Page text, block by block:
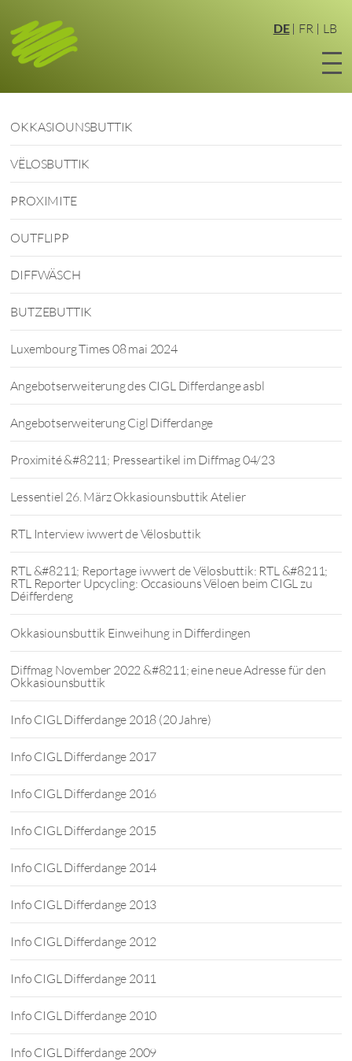
DE FR LB
OKKASIOUNSBUTTIK
VËLOSBUTTIK
PROXIMITE
OUTFLIPP
DIFFWÄSCH
BUTZEBUTTIK
Luxembourg Times 08 mai 2024
Angebotserweiterung des CIGL Differdange asbl
Angebotserweiterung Cigl Differdange
Proximité &#8211; Presseartikel im Diffmag 04/23
Lessentiel 26. März Okkasiounsbuttik Atelier
RTL Interview iwwert de Vëlosbuttik
RTL &#8211; Reportage iwwert de Vëlosbuttik: RTL &#8211;
RTL Reporter Upcycling: Occasiouns Vëloen beim CIGL zu
Déifferdeng
Okkasiounsbuttik Einweihung in Differdingen
Diffmag November 2022 &#8211; eine neue Adresse für den
Okkasiounsbuttik
Info CIGL Differdange 2018 (20 Jahre)
Info CIGL Differdange 2017
Info CIGL Differdange 2016
Info CIGL Differdange 2015
Info CIGL Differdange 2014
Info CIGL Differdange 2013
Info CIGL Differdange 2012
Info CIGL Differdange 2011
Info CIGL Differdange 2010
Info CIGL Differdange 2009